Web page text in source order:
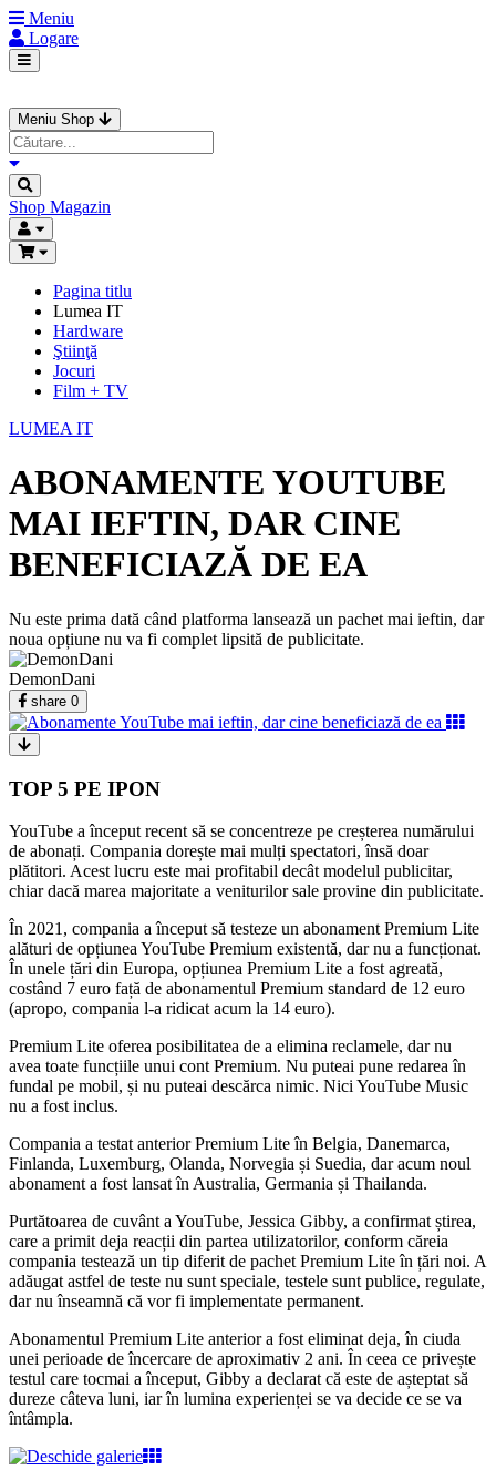
Meniu
Logare
Meniu Shop
Shop Magazin
Pagina titlu
Lumea IT
Hardware
Ştiinţă
Jocuri
Film + TV
LUMEA IT
ABONAMENTE YOUTUBE
MAI IEFTIN, DAR CINE
BENEFICIAZĂ DE EA
Nu este prima dată când platforma lansează un pachet mai ieftin, dar
noua opțiune nu va fi complet lipsită de publicitate.
DemonDani
share 0
TOP 5 PE IPON
YouTube a început recent să se concentreze pe creșterea numărului
de abonați. Compania dorește mai mulți spectatori, însă doar
plătitori. Acest lucru este mai profitabil decât modelul publicitar,
chiar dacă marea majoritate a veniturilor sale provine din publicitate.
În 2021, compania a început să testeze un abonament Premium Lite
alături de opțiunea YouTube Premium existentă, dar nu a funcționat.
În unele țări din Europa, opțiunea Premium Lite a fost agreată,
costând 7 euro față de abonamentul Premium standard de 12 euro
(apropo, compania l-a ridicat acum la 14 euro).
Premium Lite oferea posibilitatea de a elimina reclamele, dar nu
avea toate funcțiile unui cont Premium. Nu puteai pune redarea în
fundal pe mobil, și nu puteai descărca nimic. Nici YouTube Music
nu a fost inclus.
Compania a testat anterior Premium Lite în Belgia, Danemarca,
Finlanda, Luxemburg, Olanda, Norvegia și Suedia, dar acum noul
abonament a fost lansat în Australia, Germania și Thailanda.
Purtătoarea de cuvânt a YouTube, Jessica Gibby, a confirmat știrea,
care a primit deja reacții din partea utilizatorilor, conform căreia
compania testează un tip diferit de pachet Premium Lite în țări noi. A
adăugat astfel de teste nu sunt speciale, testele sunt publice, regulate,
dar nu înseamnă că vor fi implementate permanent.
Abonamentul Premium Lite anterior a fost eliminat deja, în ciuda
unei perioade de încercare de aproximativ 2 ani. În ceea ce privește
testul care tocmai a început, Gibby a declarat că este de așteptat să
dureze câteva luni, iar în lumina experienței se va decide ce se va
întâmpla.